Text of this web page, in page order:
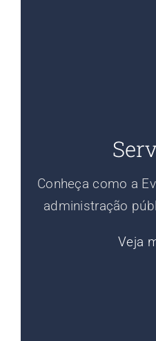
Conheça como a
administração
Veja